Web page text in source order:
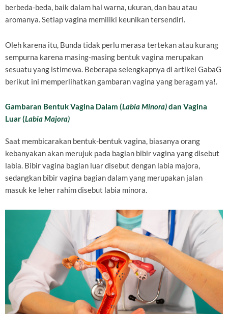
berbeda-beda, baik dalam hal warna, ukuran, dan bau atau
aromanya. Setiap vagina memiliki keunikan tersendiri.
Oleh karena itu, Bunda tidak perlu merasa tertekan atau kurang
sempurna karena masing-masing bentuk vagina merupakan
sesuatu yang istimewa. Beberapa selengkapnya di artikel GabaG
berikut ini memperlihatkan gambaran vagina yang beragam ya!.
Gambaran Bentuk Vagina Dalam (Labia Minora)dan Vagina
Luar (Labia Majora)
Saat membicarakan bentuk-bentuk vagina, biasanya orang
kebanyakan akan merujuk pada bagian bibir vagina yang disebut
labia. Bibir vagina bagian luar disebut dengan labia majora,
sedangkan bibir vagina bagian dalam yang merupakan jalan
masuk ke leher rahim disebut labia minora.